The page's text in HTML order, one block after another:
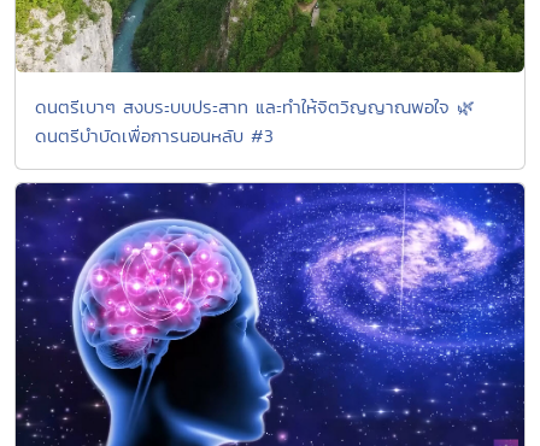
ดนตรีเบาๆ สงบระบบประสาท และทำให้จิตวิญญาณพอใจ 🌿
ดนตรีบำบัดเพื่อการนอนหลับ #3